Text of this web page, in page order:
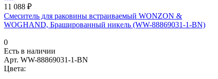
11 088 ₽
Смеситель для раковины встраиваемый WONZON &
WOGHAND, Брашированный никель (WW-88869031-1-BN)
0
Есть в наличии
Арт. WW-88869031-1-BN
Цвета: